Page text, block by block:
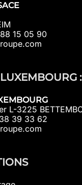
15 05 90
:
L-3225
39 33 62